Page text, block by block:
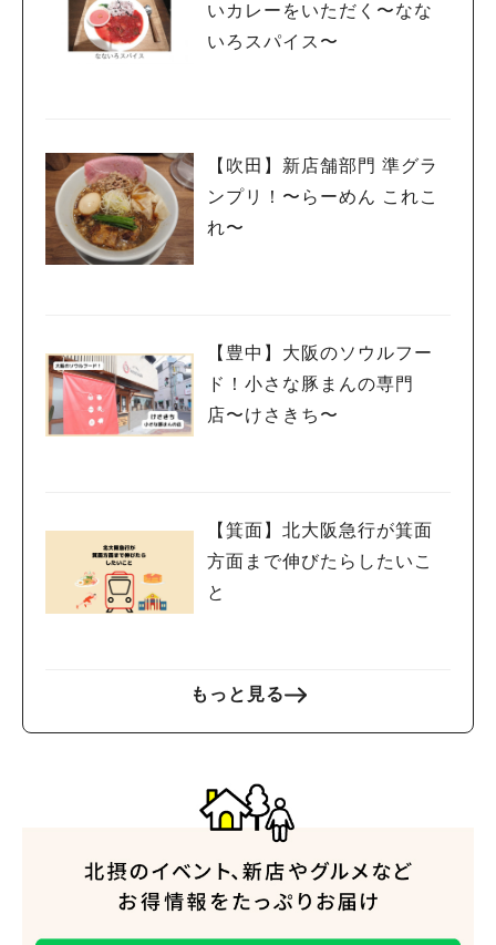
いカレーをいただく〜なな
いろスパイス〜
【吹田】新店舗部門 準グラ
ンプリ！〜らーめん これこ
れ〜
【豊中】大阪のソウルフー
ド！小さな豚まんの専門
店〜けさきち〜
【箕面】北大阪急行が箕面
方面まで伸びたらしたいこ
と
もっと見る